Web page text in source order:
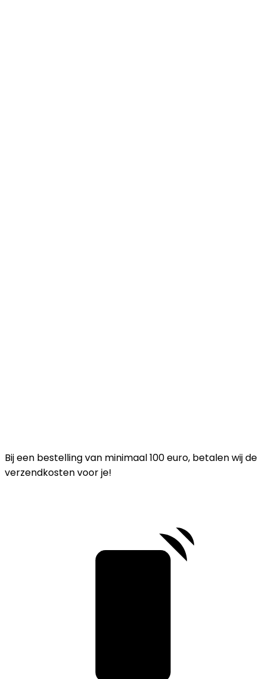
Bij een bestelling van minimaal 100 euro, betalen wij de
verzendkosten voor je!